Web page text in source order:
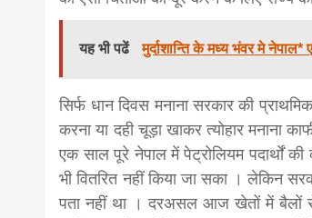
यह भी पढें मुर्दाशान्ति के मध्य भंवर मे नेपाल*
सिर्फ धान दिवस मनाना सरकार की
करना या दही चूड़ा खाकर त्योहार मनाना
एक साल पूरे नेपाल में पेट्रोलियम पदार्थों
भी वितरित नहीं किया जा सका । लेकिन
पता नहीं था । दरअसल आज खेतों में बैलों